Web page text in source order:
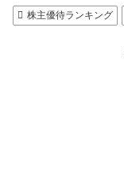
株主優待ランキング